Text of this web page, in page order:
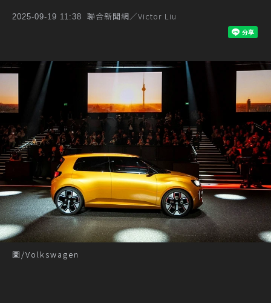
2025-09-19 11:38 聯合新聞網／Victor Liu
圖/Volkswagen